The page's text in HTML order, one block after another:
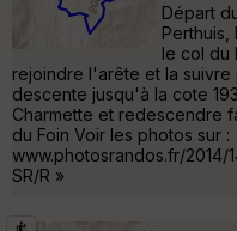
Départ
Perthuis,
le col du
rejoindre l'arête et la suivre
descente jusqu'à la cote
Charmette et redescendre
du Foin Voir les photos sur :
www.photosrandos.fr/2014/
SR/R »